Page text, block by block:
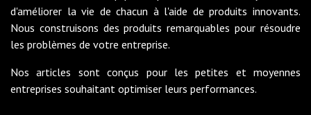
d'améliorer la vie de chacun à l'aide de produits innovants.
Nous construisons des produits remarquables pour résoudre
les problèmes de votre entreprise.
Nos articles sont conçus pour les petites et moyennes
entreprises souhaitant optimiser leurs performances.